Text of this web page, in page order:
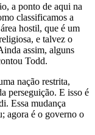
a ponto de aqui na
classificamos a
hostil, que é um
e talvez o
assim, alguns
Todd.
nação restrita,
perseguição. E isso é
Essa mudança
agora é o governo o